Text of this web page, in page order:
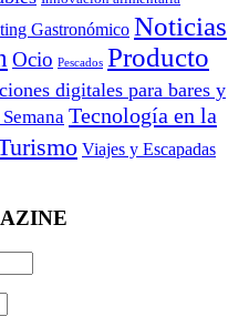
Gastronómico Noticias
Ocio Pescados Producto
digitales para bares y
Tecnología en la
Viajes y Escapadas